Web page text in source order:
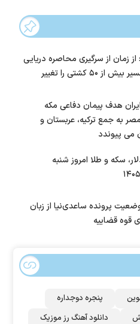
از زمان از سرگیری محاصره دریایی
ایران، مسیر بیش از ۵۰ کشتی را تغییر
هدف پیمان دفاعی مکه
به جمع ترکیه، عربستان و
می پیوندد
سکه و طلا امروز شنبه
۱۷
پرونده ساعدی‌نیا از زبان
قوه قضاییه
پنجره دوجداره
دانلود آهنگ رز‌ موزیک